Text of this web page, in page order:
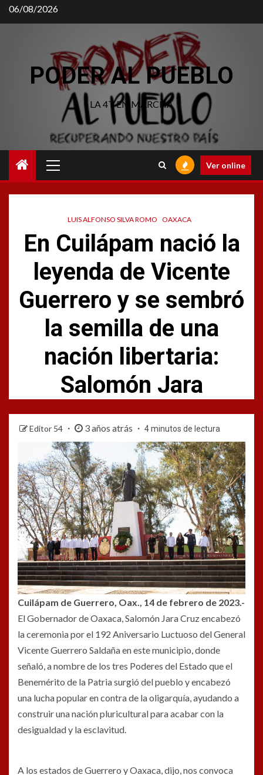
Saltar
al
06/08/2026
PODER AL PUEBLO
LA 4T EN MARCHA
principal
Ver online
LUIS ALFONSO SILVA ROMO OAXACA
En Cuilápam nació la
leyenda de Vicente
Guerrero y se sembró
la semilla de una
nación libertaria:
Salomón Jara
Editor 54 3 años atrás 4 minutos de lectura
Cuilápam de Guerrero, Oax., 14 de febrero de 2023.-
El Gobernador de Oaxaca, Salomón Jara Cruz encabezó
la ceremonia por el 192 Aniversario Luctuoso del General
Vicente Guerrero Saldaña en este municipio, donde
señaló, a nombre de los tres Poderes del Estado que el
Benemérito de la Patria surgió del pueblo y encabezó
una lucha popular en contra de la oligarquía, ayudando a
construir una nación pluricultural para acabar con la
desigualdad y la esclavitud.
A los estados de Guerrero y Oaxaca, dijo, nos convoca